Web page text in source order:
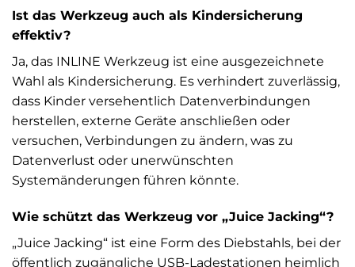
Ist das Werkzeug auch als Kindersicherung
effektiv?
Ja, das INLINE Werkzeug ist eine ausgezeichnete
Wahl als Kindersicherung. Es verhindert zuverlässig,
dass Kinder versehentlich Datenverbindungen
herstellen, externe Geräte anschließen oder
versuchen, Verbindungen zu ändern, was zu
Datenverlust oder unerwünschten
Systemänderungen führen könnte.
Wie schützt das Werkzeug vor „Juice Jacking“?
„Juice Jacking“ ist eine Form des Diebstahls, bei der
öffentlich zugängliche USB-Ladestationen heimlich